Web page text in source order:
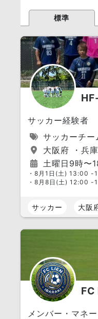
標準
サッカー経験者
サッカーチ
大阪府 ・兵
土曜日9時
・8月1日(土) 13:00
・8月8日(土) 12:00
サッカー 大阪
メンバー・マネ